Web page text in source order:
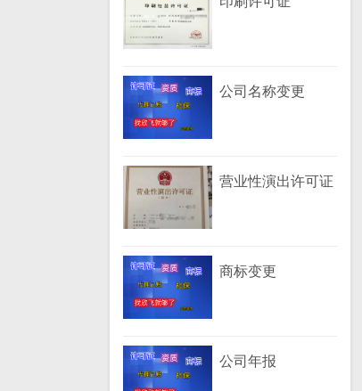
公司名称变更
营业性演出许可证
商标变更
公司年报